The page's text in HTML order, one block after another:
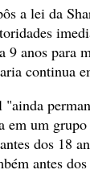
a lei da
anos para
continua
um
dos 18
antes